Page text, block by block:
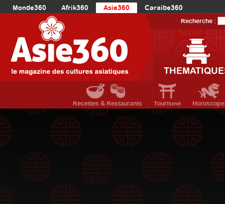
Monde360 Afrik360 Asie360
Caraibe360
Europe360
AmériqueDuNord360
Océanie360
Recherche :
Recettes & Restaurants Tourisme Horoscope